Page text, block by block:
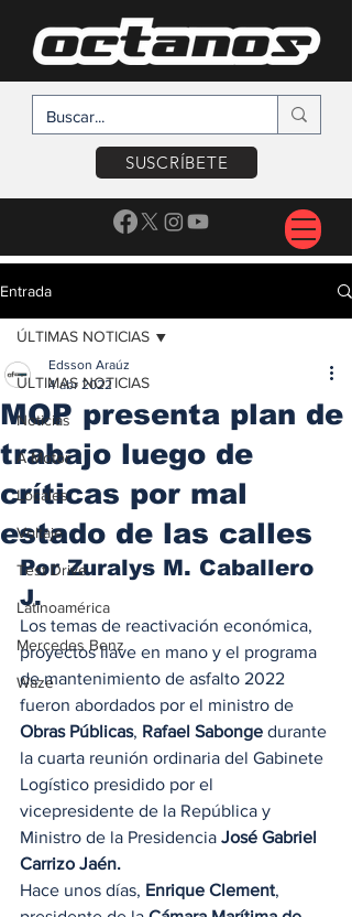
SUSCRÍBETE
Entrada
ÚLTIMAS NOTICIAS
Noticias
A Motor
Locales
Voltaje
Test Drive
Latinoamérica
Mercedes Benz
Waze
ÚLTIMAS NOTICIAS
MOP presenta plan de
trabajo luego de
críticas por mal
estado de las calles
Edsson Araúz
4 abr 2022
Por Zuralys M. Caballero
J.
Los temas de reactivación económica,
proyectos llave en mano y el programa
de mantenimiento de asfalto 2022
fueron abordados por el ministro de
Obras Públicas, Rafael Sabonge durante
la cuarta reunión ordinaria del Gabinete
Logístico presidido por el
vicepresidente de la República y
Ministro de la Presidencia José Gabriel
Carrizo Jaén.
Hace unos días, Enrique Clement,